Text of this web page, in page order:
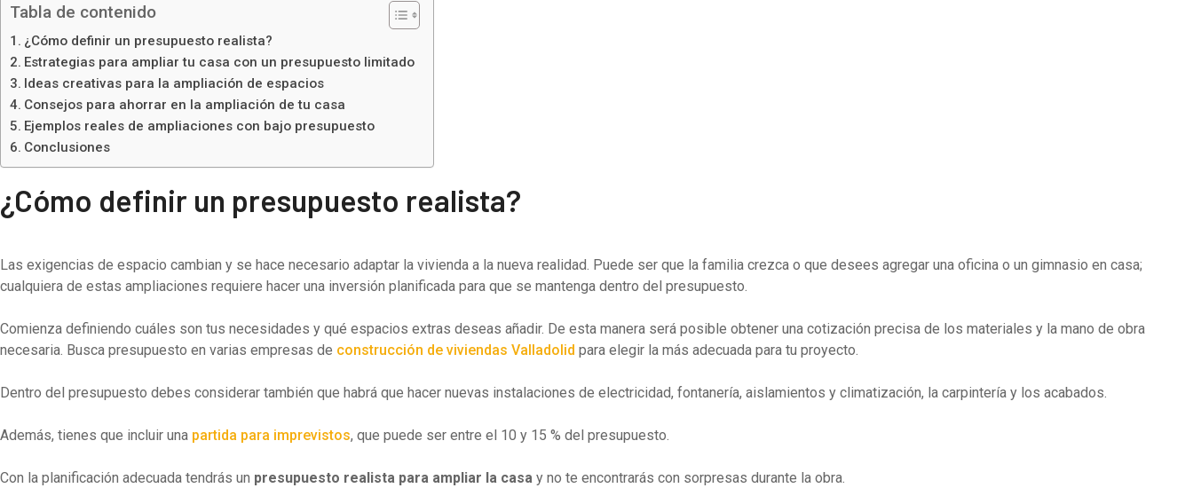
Tabla de contenido
¿Cómo definir un presupuesto realista?
Estrategias para ampliar tu casa con un presupuesto limitado
Ideas creativas para la ampliación de espacios
Consejos para ahorrar en la ampliación de tu casa
Ejemplos reales de ampliaciones con bajo presupuesto
Conclusiones
¿Cómo definir un presupuesto realista?
Las exigencias de espacio cambian y se hace necesario adaptar la vivienda a la nueva realidad. Puede ser que la familia crezca o que desees agregar una oficina o un gimnasio en casa;
cualquiera de estas ampliaciones requiere hacer una inversión planificada para que se mantenga dentro del presupuesto.
Comienza definiendo cuáles son tus necesidades y qué espacios extras deseas añadir. De esta manera será posible obtener una cotización precisa de los materiales y la mano de obra
necesaria. Busca presupuesto en varias empresas de construcción de viviendas Valladolid para elegir la más adecuada para tu proyecto.
Dentro del presupuesto debes considerar también que habrá que hacer nuevas instalaciones de electricidad, fontanería, aislamientos y climatización, la carpintería y los acabados.
Además, tienes que incluir una partida para imprevistos, que puede ser entre el 10 y 15 % del presupuesto.
Con la planificación adecuada tendrás un presupuesto realista para ampliar la casa y no te encontrarás con sorpresas durante la obra.